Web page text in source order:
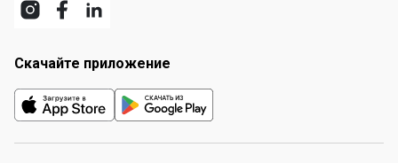
Скачайте приложение